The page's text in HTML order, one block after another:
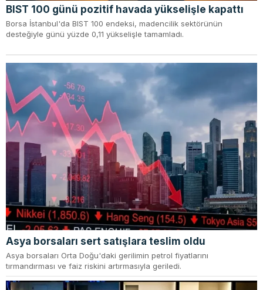
BIST 100 günü pozitif havada yükselişle kapattı
Borsa İstanbul'da BIST 100 endeksi, madencilik sektörünün
desteğiyle günü yüzde 0,11 yükselişle tamamladı.
Asya borsaları sert satışlara teslim oldu
Asya borsaları Orta Doğu'daki gerilimin petrol fiyatlarını
tırmandırması ve faiz riskini artırmasıyla geriledi.